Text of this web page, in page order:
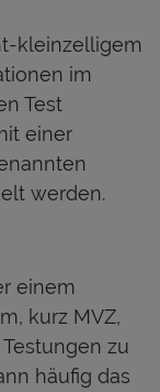
kleinzelligem
im
Test
einer
werden.
einem
kurz MVZ,
zu
häufig das